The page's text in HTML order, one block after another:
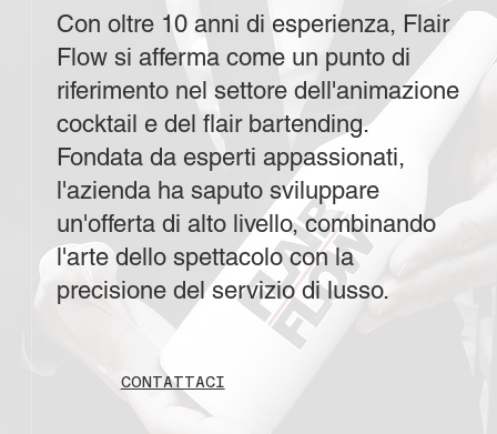
CONTATTACI
Con oltre 10 anni di esperienza, Flair
Flow si afferma come un punto di
riferimento nel settore dell'animazione
cocktail e del flair bartending.
Fondata da esperti appassionati,
l'azienda ha saputo sviluppare
un'offerta di alto livello, combinando
l'arte dello spettacolo con la
precisione del servizio di lusso.